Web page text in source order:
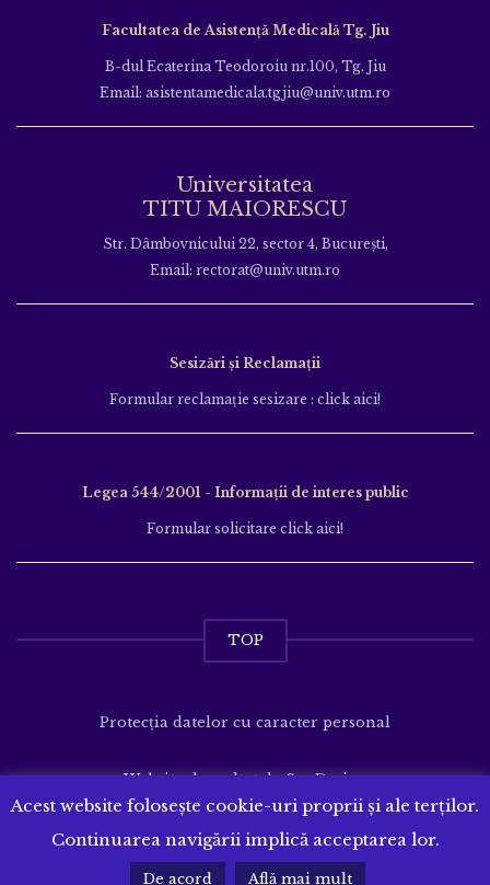
Facultatea de Asistență Medicală Tg. Jiu
B-dul Ecaterina Teodoroiu nr.100, Tg. Jiu
Email: asistentamedicala.tgjiu@univ.utm.ro
Universitatea
TITU MAIORESCU
Str. Dâmbovnicului 22, sector 4, București,
Email: rectorat@univ.utm.ro
Sesizări și Reclamații
Formular reclamație sesizare : click aici!
Legea 544/2001 - Informații de interes public
Formular solicitare click aici!
TOP
Protecția datelor cu caracter personal
Website dezvoltat deSenDesign
Acest website folosește cookie-uri proprii și ale terților.
Continuarea navigării implică acceptarea lor.
De acord Află mai mult